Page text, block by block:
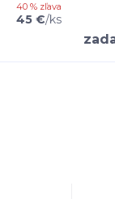
40 % zľava
45 €/ks